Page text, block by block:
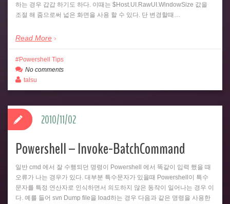
하는 경우 갑갑 하기도 하다. 이때는 $Host.UI.RawUI.WindowSize 값을
조절 해 줌으로써 넓은 화면을 사용 할 수 있다. 단 변경할때…
Read More
Powershell Tips
No comments
talsu
Powershell – Invoke-BatchCommand
일반 cmd 에서 잘 수행되던 명령이 Powershell 에서 똑같이 입력 했을 때
오류가 나는 경우가 있다. 대부분 특수문자가 있을때 Powershell이 특수
문자를 특정 연산자로 인식하면서 의도하지 않은 동작이 일어나는 경우 이
다. 예를 들어 svn Dump file을 load하는 경우 다음과 같은 명령을 사용한
2010/11/02